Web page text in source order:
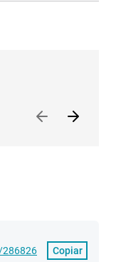
Copiar